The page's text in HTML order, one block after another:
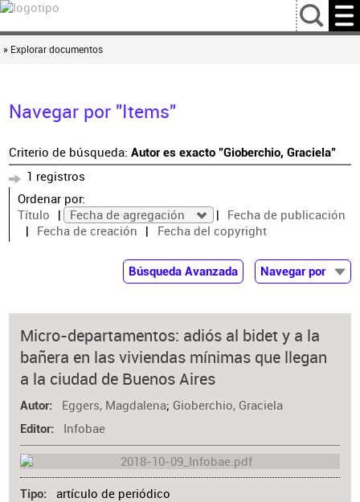
…
» Explorar documentos
Navegar por "Items"
Criterio de búsqueda: Autor es exacto "Gioberchio, Graciela"
1 registros
Ordenar por:
Título
Fecha de agregación
Fecha de publicación
Fecha de creación
Fecha del copyright
Búsqueda Avanzada
Navegar por
Autor
Colaborador
Materia
Micro-departamentos: adiós al bidet y a la
bañera en las viviendas mínimas que llegan
a la ciudad de Buenos Aires
Autor Eggers, Magdalena; Gioberchio, Graciela
Editor Infobae
Tipo artículo de periódico